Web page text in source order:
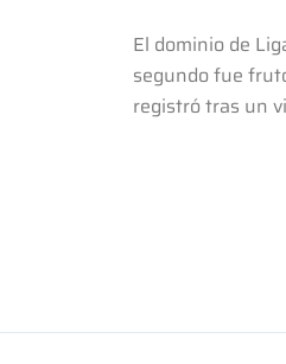
El dominio de
segundo fue
registró tras un